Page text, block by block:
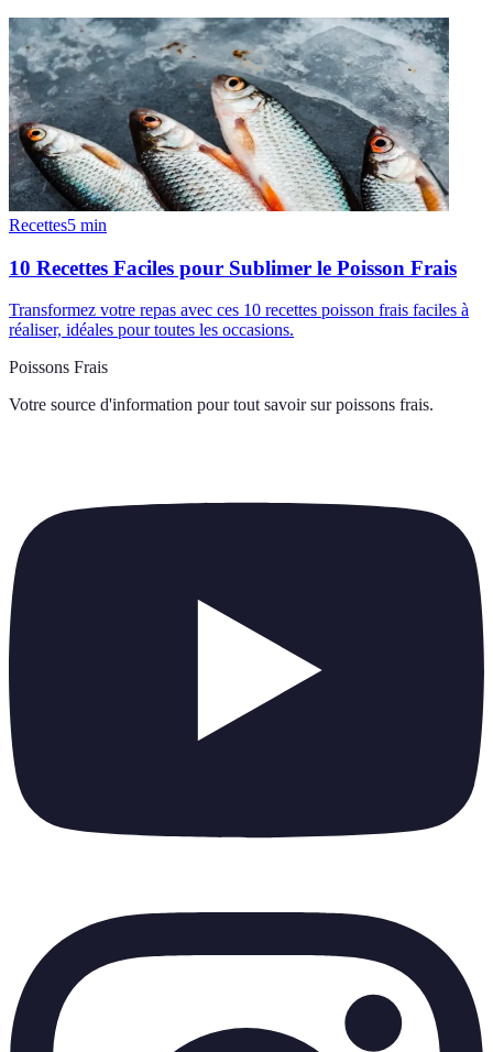
Recettes5 min
10 Recettes Faciles pour Sublimer le Poisson Frais
Transformez votre repas avec ces 10 recettes poisson frais faciles à
réaliser, idéales pour toutes les occasions.
Poissons Frais
Votre source d'information pour tout savoir sur poissons frais.